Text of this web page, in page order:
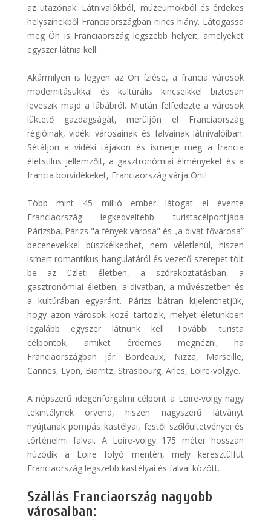
az utazónak. Látnivalókból, múzeumokból és érdekes
helyszínekből Franciaországban nincs hiány. Látogassa
meg Ön is Franciaország legszebb helyeit, amelyeket
egyszer látnia kell.
Akármilyen is legyen az Ön ízlése, a francia városok
modernitásukkal és kulturális kincseikkel biztosan
leveszik majd a lábábról. Miután felfedezte a városok
lüktető gazdagságát, merüljön el Franciaország
régióinak, vidéki városainak és falvainak látnivalóiban.
Sétáljon a vidéki tájakon és ismerje meg a francia
életstílus jellemzőit, a gasztronómiai élményeket és a
francia borvidékeket, Franciaország várja Önt!
Több mint 45 millió ember látogat el évente
Franciaország legkedveltebb turistacélpontjába
Párizsba. Párizs "a fények városa" és „a divat fővárosa”
becenevekkel büszkélkedhet, nem véletlenül, hiszen
ismert romantikus hangulatáról és vezető szerepet tölt
be az üzleti életben, a szórakoztatásban, a
gasztronómiai életben, a divatban, a művészetben és
a kultúrában egyaránt. Párizs bátran kijelenthetjük,
hogy azon városok közé tartozik, melyet életünkben
legalább egyszer látnunk kell. További turista
célpontok, amiket érdemes megnézni, ha
Franciaországban jár: Bordeaux, Nizza, Marseille,
Cannes, Lyon, Biarritz, Strasbourg, Arles, Loire-völgye.
A népszerű idegenforgalmi célpont a Loire-völgy nagy
tekintélynek örvend, hiszen nagyszerű látványt
nyújtanak pompás kastélyai, festői szőlőültetvényei és
történelmi falvai. A Loire-völgy 175 méter hosszan
húzódik a Loire folyó mentén, mely keresztülfut
Franciaország legszebb kastélyai és falvai között.
Szállás Franciaország nagyobb
városaiban: